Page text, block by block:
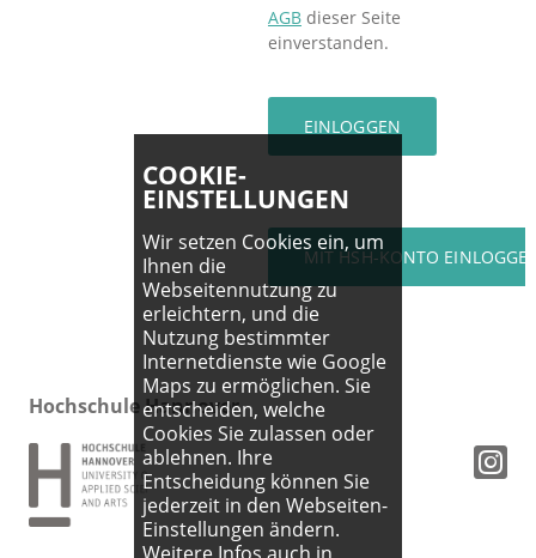
AGBdieser Seite
einverstanden.
Hochschule Hannover
COOKIE-
EINSTELLUNGEN
Wir setzen Cookies ein, um
Ihnen die
Webseitennutzung zu
erleichtern, und die
Nutzung bestimmter
Internetdienste wie Google
Maps zu ermöglichen. Sie
entscheiden, welche
Cookies Sie zulassen oder
ablehnen. Ihre
Entscheidung können Sie
jederzeit in den Webseiten-
Einstellungen ändern.